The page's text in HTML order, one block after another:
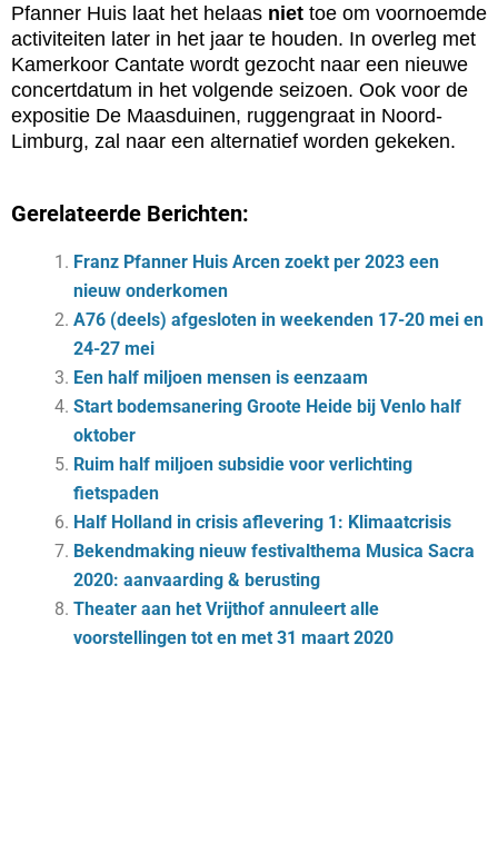
Pfanner Huis laat het helaas niet toe om voornoemde
activiteiten later in het jaar te houden. In overleg met
Kamerkoor Cantate wordt gezocht naar een nieuwe
concertdatum in het volgende seizoen. Ook voor de
expositie De Maasduinen, ruggengraat in Noord-
Limburg, zal naar een alternatief worden gekeken.
Gerelateerde Berichten:
Franz Pfanner Huis Arcen zoekt per 2023 een
nieuw onderkomen
A76 (deels) afgesloten in weekenden 17-20 mei en
24-27 mei
Een half miljoen mensen is eenzaam
Start bodemsanering Groote Heide bij Venlo half
oktober
Ruim half miljoen subsidie voor verlichting
fietspaden
Half Holland in crisis aflevering 1: Klimaatcrisis
Bekendmaking nieuw festivalthema Musica Sacra
2020: aanvaarding & berusting
Theater aan het Vrijthof annuleert alle
voorstellingen tot en met 31 maart 2020